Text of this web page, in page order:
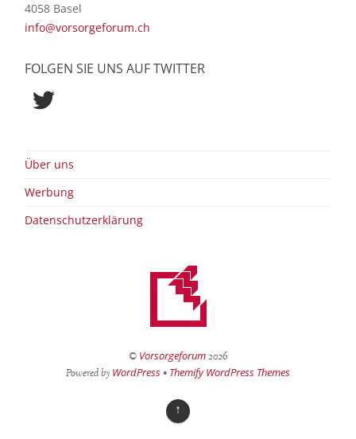
4058 Basel
info@vorsorgeforum.ch
FOLGEN SIE UNS AUF TWITTER
Über uns
Werbung
Datenschutzerklärung
© Vorsorgeforum2026
Powered by WordPress • Themify WordPress Themes
↑